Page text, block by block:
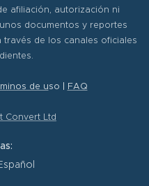
afiliación, autorización ni
documentos y reportes
de los canales oficiales
de uso FAQ
Convert Ltd